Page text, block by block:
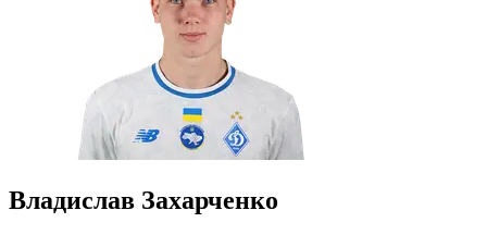
Владислав Захарченко